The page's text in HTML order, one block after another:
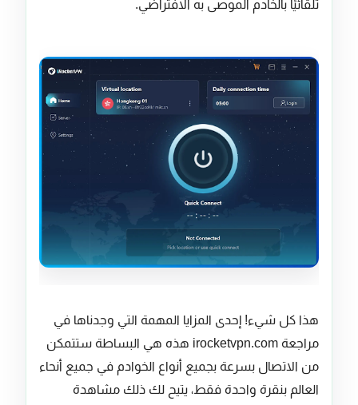
تلقائيًا بالخادم الموصى به الافتراضي.
هذا كل شيء! إحدى المزايا المهمة التي وجدناها في
مراجعة irocketvpn.com هذه هي البساطة ستتمكن
من الاتصال بسرعة بجميع أنواع الخوادم في جميع أنحاء
العالم بنقرة واحدة فقط، يتيح لك ذلك مشاهدة